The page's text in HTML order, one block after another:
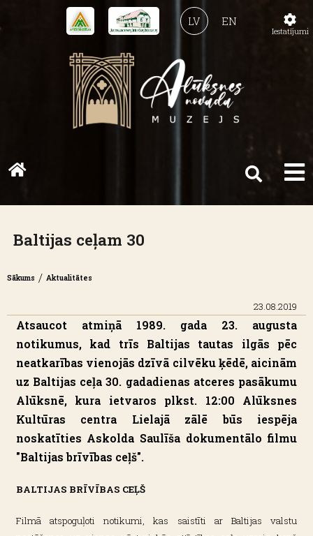
EN
LV
Baltijas ceļam 30
Sākums / Aktualitātes
23.08.2019
Atsaucot atmiņā 1989. gada 23. augusta
notikumus, kad trīs Baltijas tautas ilgās pēc
neatkarības vienojās dzīvā cilvēku ķēdē, aicinām
uz Baltijas ceļa 30. gadadienas atceres pasākumu
Alūksnē, kura ietvaros plkst. 12:00 Alūksnes
Kultūras centra Lielajā zālē būs iespēja
noskatīties Askolda Saulīša dokumentālo filmu
"Baltijas brīvības ceļš".
BALTIJAS BRĪVĪBAS CEĻŠ
Filmā atspoguļoti notikumi, kas saistīti ar Baltijas valstu
Iestatījumi